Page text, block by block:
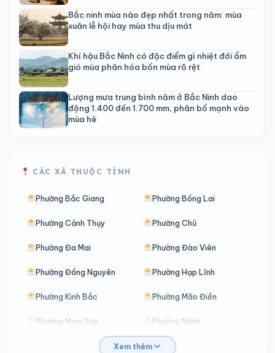
Bắc ninh mùa nào đẹp nhất trong năm: mùa
xuân lễ hội hay mùa thu dịu mát
Khí hậu Bắc Ninh có đặc điểm gì nhiệt đới ẩm
gió mùa phân hóa bốn mùa rõ rệt
Lượng mưa trung bình năm ở Bắc Ninh dao
động 1.400 đến 1.700 mm, phân bố mạnh vào
mùa hè
CÁC XÃ THUỘC TỈNH
Phường Bắc Giang Phường Bồng Lai
Phường Cảnh Thụy Phường Chũ
Phường Đa Mai Phường Đào Viên
Phường Đồng Nguyên Phường Hạp Lĩnh
Phường Kinh Bắc Phường Mão Điền
Phường Nam Sơn Phường Nếnh
Phường Nhân Hòa Phường Ninh Xá
Xem thêm